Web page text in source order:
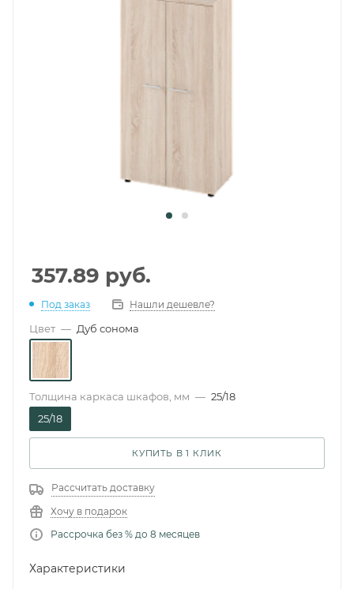
357.89 руб.
Под заказ Нашли дешевле?
Цвет — Дуб сонома
Толщина каркаса шкафов, мм — 25/18
25/18
КУПИТЬ В 1 КЛИК
Рассчитать доставку
Хочу в подарок
Рассрочка без % до 8 месяцев
Характеристики